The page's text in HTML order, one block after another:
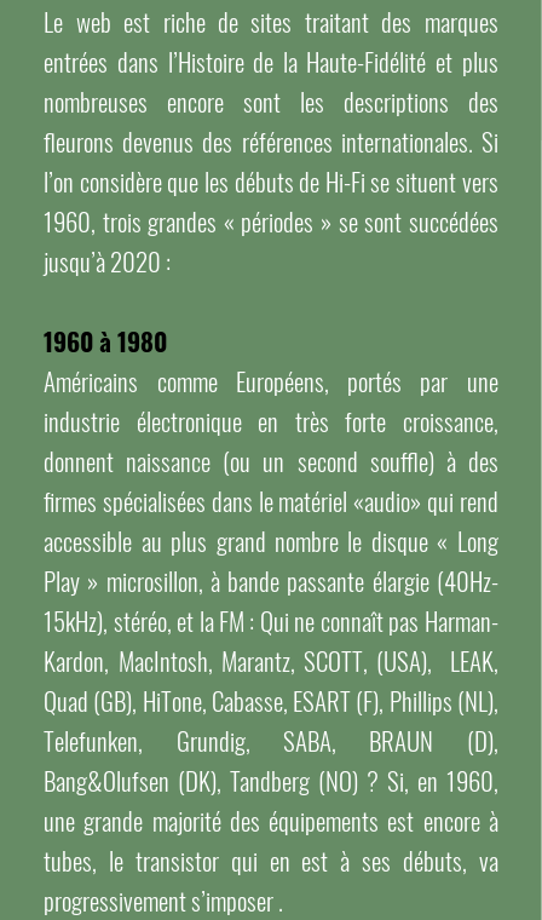
Le web est riche de sites traitant des marques
entrées dans l’Histoire de la Haute-Fidélité et plus
nombreuses encore sont les descriptions des
fleurons devenus des références internationales. Si
l’on considère que les débuts de Hi-Fi se situent vers
1960, trois grandes « périodes » se sont succédées
jusqu’à 2020 :
1960 à 1980
Américains comme Européens, portés par une
industrie électronique en très forte croissance,
donnent naissance (ou un second souffle) à des
firmes spécialisées dans le matériel «audio» qui rend
accessible au plus grand nombre le disque « Long
Play » microsillon, à bande passante élargie (40Hz-
15kHz), stéréo, et la FM : Qui ne connaît pas Harman-
Kardon, MacIntosh, Marantz, SCOTT, (USA), LEAK,
Quad (GB), HiTone, Cabasse, ESART (F), Phillips (NL),
Telefunken, Grundig, SABA, BRAUN (D),
Bang&Olufsen (DK), Tandberg (NO) ? Si, en 1960,
une grande majorité des équipements est encore à
tubes, le transistor qui en est à ses débuts, va
progressivement s’imposer .